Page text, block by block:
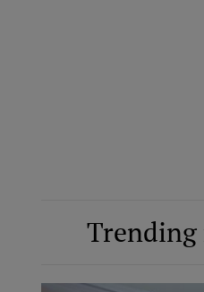
Trending